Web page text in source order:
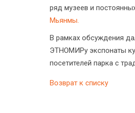
ряд музеев и
Мьянмы.
В рамках обсуждения
ЭТНОМИРу экспонаты
посетителей парка с
Возврат к списку